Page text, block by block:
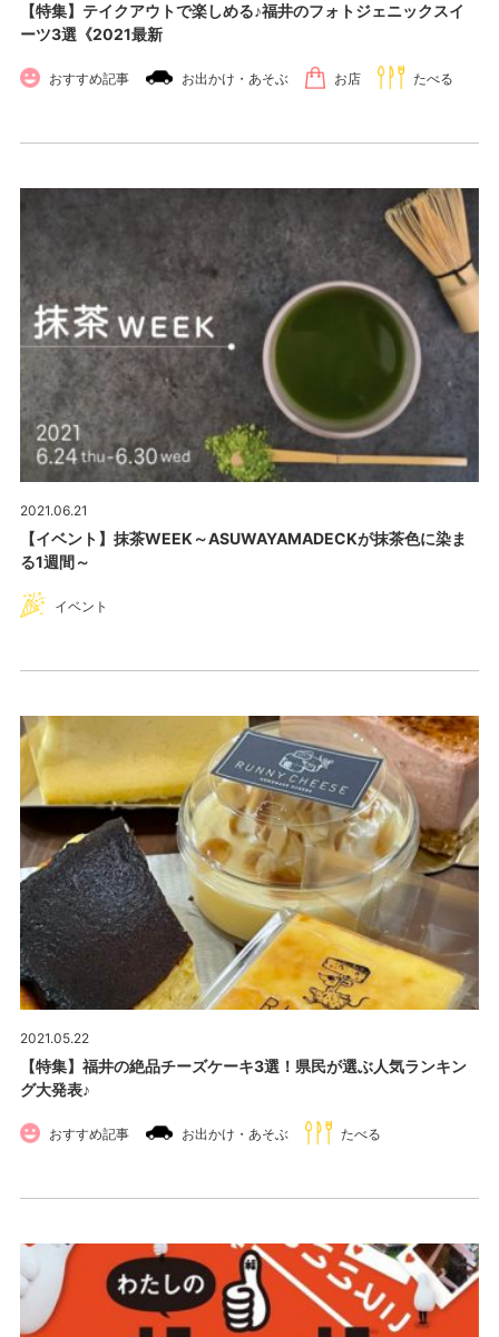
【特集】テイクアウトで楽しめる♪福井のフォトジェニックスイ
ーツ3選《2021最新
おすすめ記事 お出かけ・あそぶ お店 たべる
2021.06.21
【イベント】抹茶WEEK～ASUWAYAMADECKが抹茶色に染ま
る1週間～
イベント
2021.05.22
【特集】福井の絶品チーズケーキ3選！県民が選ぶ人気ランキン
グ大発表♪
おすすめ記事 お出かけ・あそぶ たべる